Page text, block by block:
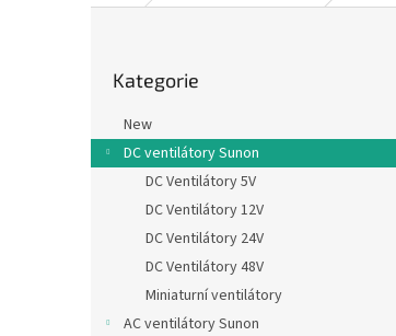
a
n
kategorie
Kategorie
New
DC ventilátory Sunon
DC Ventilátory 5V
DC Ventilátory 12V
DC Ventilátory 24V
DC Ventilátory 48V
Miniaturní ventilátory
AC ventilátory Sunon